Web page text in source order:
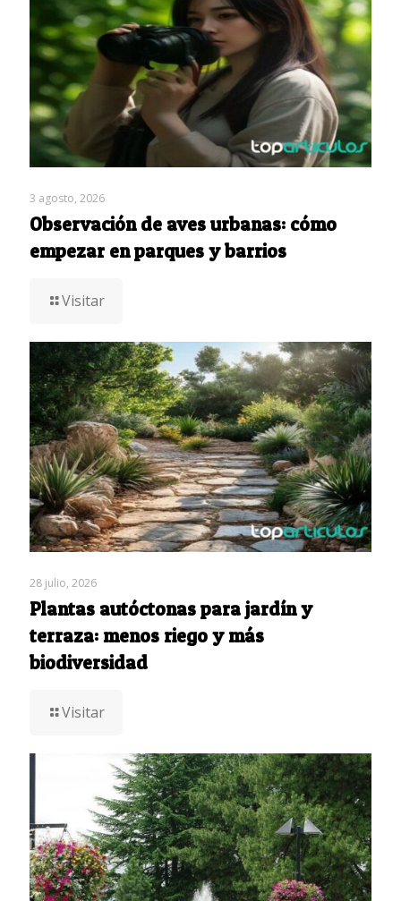
3 agosto, 2026
Observación de aves urbanas: cómo
empezar en parques y barrios
Visitar
28 julio, 2026
Plantas autóctonas para jardín y
terraza: menos riego y más
biodiversidad
Visitar